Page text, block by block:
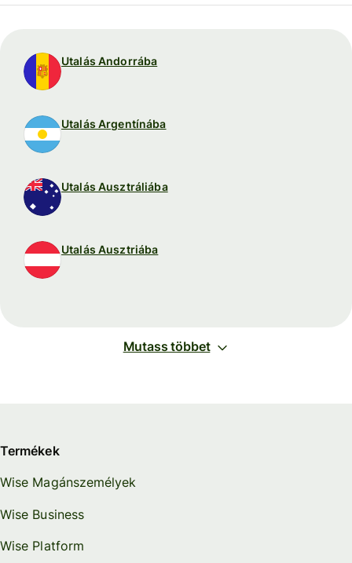
Utalás Andorrába
Utalás Argentínába
Utalás Ausztráliába
Utalás Ausztriába
Mutass többet
Termékek
Wise Magánszemélyek
Wise Business
Wise Platform